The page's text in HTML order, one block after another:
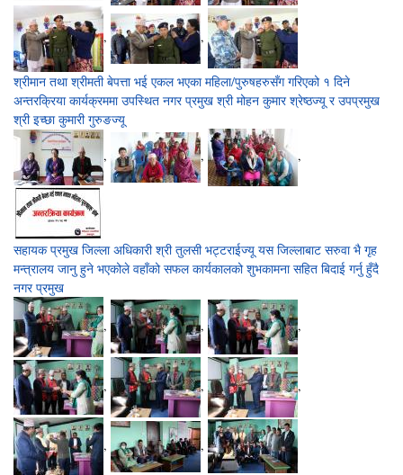
, ,
श्रीमान तथा श्रीमती बेपत्ता भई एकल भएका महिला/पुरुषहरुसँग गरिएको १ दिने
अन्तरक्रिया कार्यक्रममा उपस्थित नगर प्रमुख श्री मोहन कुमार श्रेष्ठज्यू र उपप्रमुख
श्री इच्छा कुमारी गुरुङज्यू
, , ,
सहायक प्रमुख जिल्ला अधिकारी श्री तुलसी भट्टराईज्यू यस जिल्लाबाट सरुवा भै गृह
मन्त्रालय जानु हुने भएकोले वहाँको सफल कार्यकालको शुभकामना सहित बिदाई गर्नु हुँदै
नगर प्रमुख
, , ,
, , ,
, ,